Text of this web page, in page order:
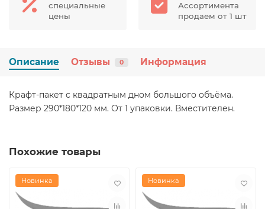
специальные
цены
Ассортимента
продаем от 1 шт
Описание Отзывы 0 Информация
Крафт-пакет с квадратным дном большого объёма.
Размер 290*180*120 мм. От 1 упаковки. Вместителен.
Похожие товары
Новинка Новинка